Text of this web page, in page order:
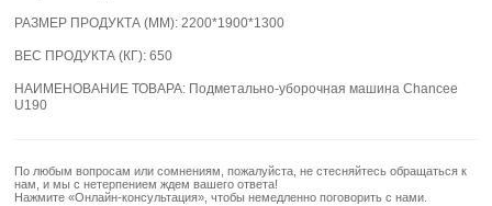
РАЗМЕР ПРОДУКТА (ММ):2200*1900*1300
ВЕС ПРОДУКТА (КГ):650
НАИМЕНОВАНИЕ ТОВАРА: Подметально-уборочная машина Chancee
U190
По любым вопросам или сомнениям, пожалуйста, не стесняйтесь обращаться к
нам, и мы с нетерпением ждем вашего ответа!
Нажмите «Онлайн-консультация», чтобы немедленно поговорить с нами.